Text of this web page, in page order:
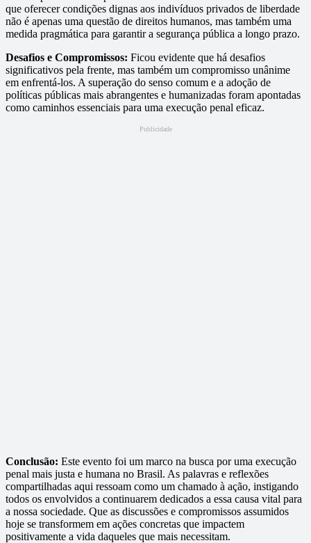
que oferecer condições dignas aos indivíduos privados de liberdade
não é apenas uma questão de direitos humanos, mas também uma
medida pragmática para garantir a segurança pública a longo prazo.
Desafios e Compromissos: Ficou evidente que há desafios
significativos pela frente, mas também um compromisso unânime
em enfrentá-los. A superação do senso comum e a adoção de
políticas públicas mais abrangentes e humanizadas foram apontadas
como caminhos essenciais para uma execução penal eficaz.
Publicidade
Conclusão: Este evento foi um marco na busca por uma execução
penal mais justa e humana no Brasil. As palavras e reflexões
compartilhadas aqui ressoam como um chamado à ação, instigando
todos os envolvidos a continuarem dedicados a essa causa vital para
a nossa sociedade. Que as discussões e compromissos assumidos
hoje se transformem em ações concretas que impactem
positivamente a vida daqueles que mais necessitam.